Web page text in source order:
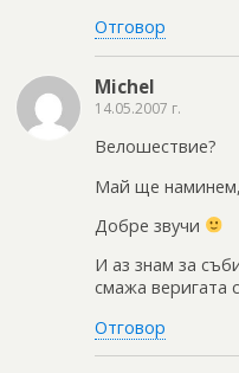
Отговор
Michel
14.05.2007 г.
Велошествие?
Май ще
Добре звучи
И аз знам за
смажа веригата
Отговор